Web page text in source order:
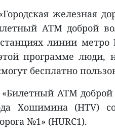
железная
ATM доброй
линии
программе люди,
бесплатно
ATM
Хошимина (HTV)
№1» (HURC1).